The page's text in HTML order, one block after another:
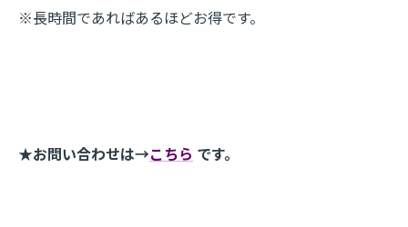
※長時間であればあるほどお得です。
★お問い合わせは→こちら です。